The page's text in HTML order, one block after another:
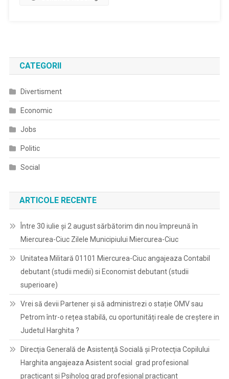
CATEGORII
Divertisment
Economic
Jobs
Politic
Social
ARTICOLE RECENTE
Între 30 iulie și 2 august sărbătorim din nou împreună în
Miercurea-Ciuc Zilele Municipiului Miercurea-Ciuc
Unitatea Militară 01101 Miercurea-Ciuc angajeaza Contabil
debutant (studii medii) si Economist debutant (studii
superioare)
Vrei să devii Partener și să administrezi o stație OMV sau
Petrom într-o rețea stabilă, cu oportunități reale de creștere in
Judetul Harghita ?
Direcţia Generală de Asistenţă Socială şi Protecţia Copilului
Harghita angajeaza Asistent social grad profesional
practicant si Psiholog grad profesional practicant